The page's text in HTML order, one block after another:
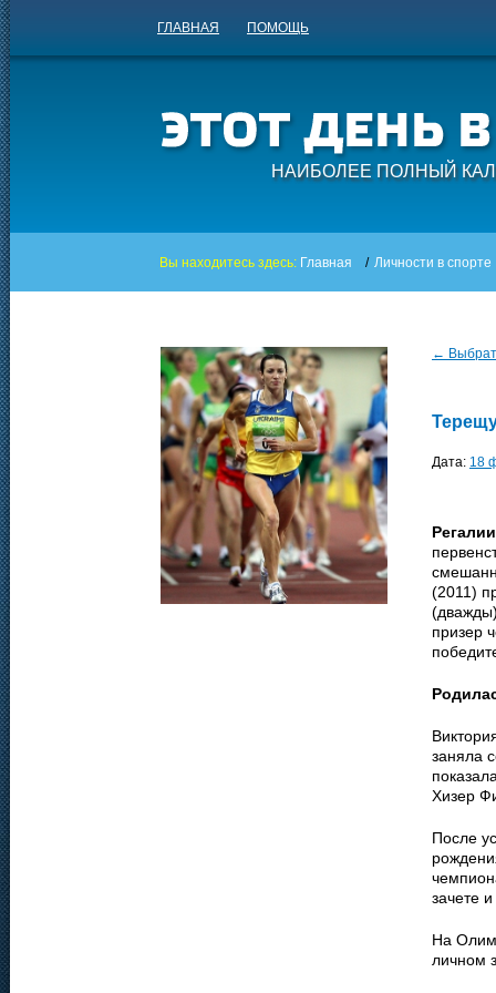
ГЛАВНАЯ ПОМОЩЬ
НАИБОЛЕЕ ПОЛНЫЙ
Вы находитесь здесь: Главная / Личности в спорте
←
Дата: 18
(2011)
призер
заняла
Хизер
После
зачете
На
личном